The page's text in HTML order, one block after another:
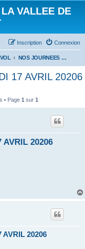
VALLEE DE
Connexion
Inscription
NOS JOURNEES DE VOL
17 AVRIL 20206
• Page 1 sur 1
AVRIL 20206
AVRIL 20206